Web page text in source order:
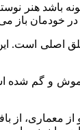
باشد هنر
خودمان
اصلی است.
و گم شده
از